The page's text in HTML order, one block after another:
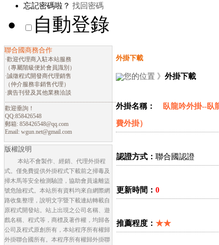
忘記密碼啦？ 找回密碼
自動登錄
聯合國商務合作
·歡迎代理商入駐本站服務
（專屬階級便於會員識別）
·誠徵程式開發商代理銷售
（仲介服務非銷售代理）
·廣告刊登及其他業務洽談
歡迎垂詢！
QQ:858426548
郵箱: 858426548@qq.com
Email: wgun.net@gmail.com
版權說明
本站不會製作、經銷、代理外掛程
式。僅免費提供外掛程式下載前之掃毒及
掃木馬等安全檢測驗證，協助會員遠離盜
號危險程式。本站所有資料均來自網際網
路收集整理，說明文字暨下載連結轉載自
原程式開發站。站上出現之公司名稱、遊
戲名稱、程式等，商標及著作權，均歸各
公司及程式原創所有，本站程序所有權歸
外掛聯合國所有。本程序所有權歸外掛聯
外掛下載
您的位置 》外掛下載
外掛名稱： 臥龍吟外掛--臥
費外掛）
認證方式：聯合國認證
更新時間：0
推薦程度：★★